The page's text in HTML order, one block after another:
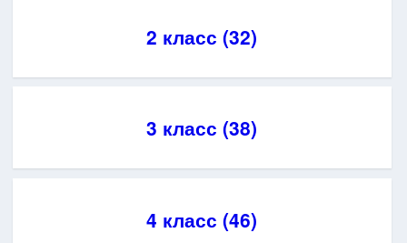
2 класс (32)
3 класс (38)
4 класс (46)